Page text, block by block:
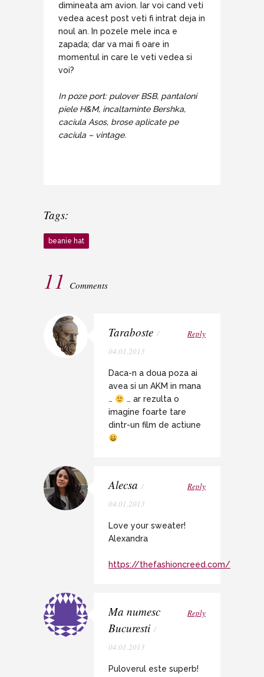
dimineata am avion. Iar voi cand veti
vedea acest post veti fi intrat deja in
noul an. In pozele mele inca e
zapada; dar va mai fi oare in
momentul in care le veti vedea si
voi?
In poze port: pulover BSB, pantaloni
piele H&M, incaltaminte Bershka,
caciula Asos, brose aplicate pe
caciula – vintage.
Tags:
beanie hat
11 Comments
Taraboste /
04.01.2013
Reply
Daca-n a doua poza ai
avea si un AKM in mana
…
… ar rezulta o
imagine foarte tare
dintr-un film de actiune
Alecsa /
04.01.2013
Reply
Love your sweater!
Alexandra
https://thefashioncreed.com/
Ma numesc
Bucuresti /
04.01.2013
Reply
Puloverul este superb!